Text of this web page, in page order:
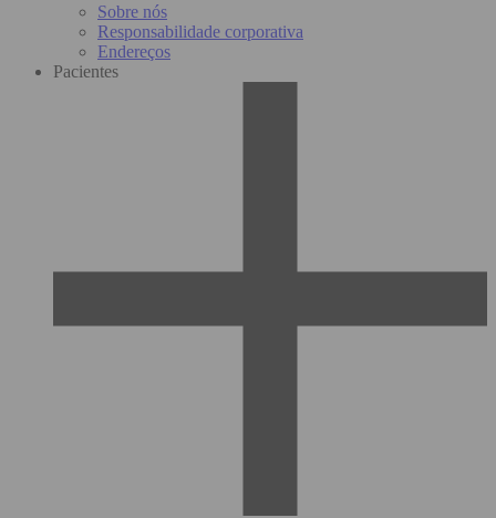
Sobre nós
Responsabilidade corporativa
Endereços
Pacientes